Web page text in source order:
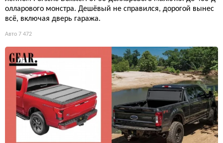
олларового монстра. Дешёвый не справился, дорогой вынес
всё, включая дверь гаража.
Авто 7 472